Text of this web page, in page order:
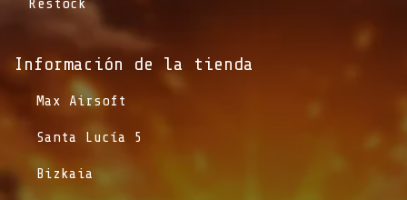
Restock
Información de la tienda​
​Max Airsoft
​Santa Lucía 5
​Bizkaia